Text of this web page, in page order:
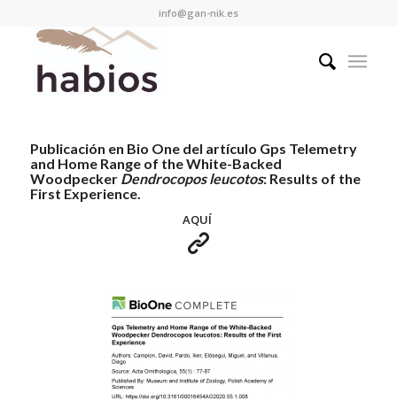
info@gan-nik.es
Publicación en Bio One del artículo Gps Telemetry
and Home Range of the White-Backed
Woodpecker Dendrocopos leucotos: Results of the
First Experience.
AQUÍ